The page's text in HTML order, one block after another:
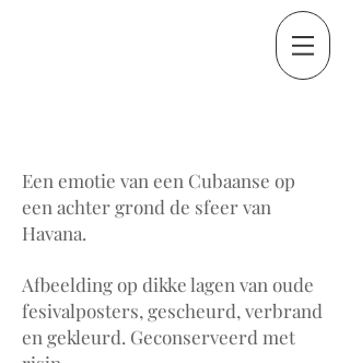
Een emotie van een Cubaanse op
een achter grond de sfeer van
Havana.
Afbeelding op dikke lagen van oude
fesivalposters, gescheurd, verbrand
en gekleurd. Geconserveerd met